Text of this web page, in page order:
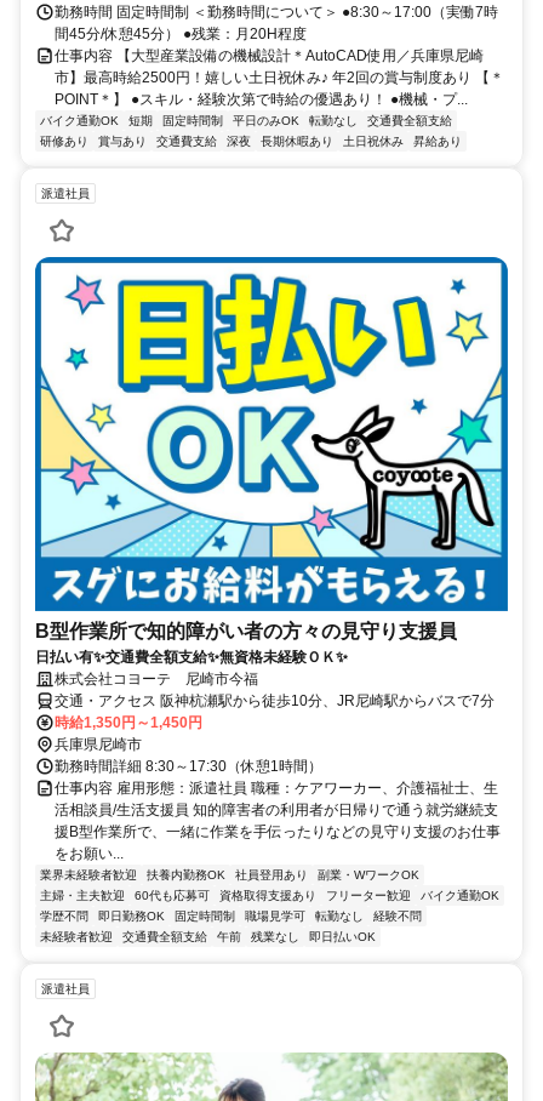
勤務時間 固定時間制 ＜勤務時間について＞ ●8:30～17:00（実働7時
間45分/休憩45分） ●残業：月20H程度
仕事内容 【大型産業設備の機械設計＊AutoCAD使用／兵庫県尼崎
市】最高時給2500円！嬉しい土日祝休み♪ 年2回の賞与制度あり 【＊
POINT＊】 ●スキル・経験次第で時給の優遇あり！ ●機械・プ...
バイク通勤OK 短期 固定時間制 平日のみOK 転勤なし
交通費全額支給
研修あり
賞与あり 交通費支給 深夜 長期休暇あり 土日祝休み 昇給あり
派遣社員
B型作業所で知的障がい者の方々の見守り支援員
日払い有✨交通費全額支給✨無資格未経験ＯＫ✨
株式会社コヨーテ 尼崎市今福
交通・アクセス 阪神杭瀬駅から徒歩10分、JR尼崎駅からバスで7分
時給1,350円～1,450円
兵庫県尼崎市
勤務時間詳細 8:30～17:30（休憩1時間）
仕事内容 雇用形態：派遣社員 職種：ケアワーカー、介護福祉士、生
活相談員/生活支援員 知的障害者の利用者が日帰りで通う就労継続支
援B型作業所で、一緒に作業を手伝ったりなどの見守り支援のお仕事
をお願い...
業界未経験者歓迎 扶養内勤務OK 社員登用あり
副業・WワークOK
主婦・主夫歓迎
60代も応募可 資格取得支援あり フリーター歓迎
バイク通勤OK
学歴不問
即日勤務OK 固定時間制 職場見学可 転勤なし
経験不問
未経験者歓迎
交通費全額支給 午前 残業なし 即日払いOK
派遣社員